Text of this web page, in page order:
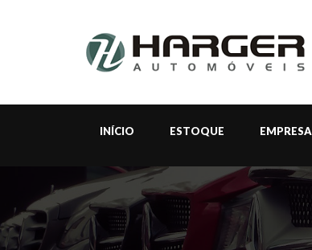
INÍCIO ESTOQUE EMPRESA